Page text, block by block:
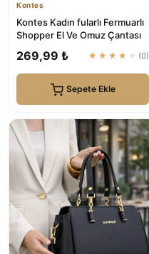
Kontes
Kontes Kadın fularlı Fermuarlı
Shopper El Ve Omuz Çantası
269,99 ₺ ★★★★★ (0)
Sepete Ekle